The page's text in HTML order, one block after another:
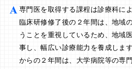
専門医を取得する課程は診療科に
臨床研修修了後の２年間は、地域
うことを重視しているため、地域
事し、幅広い診療能力を養成しま
からの２年間は、大学病院等の専